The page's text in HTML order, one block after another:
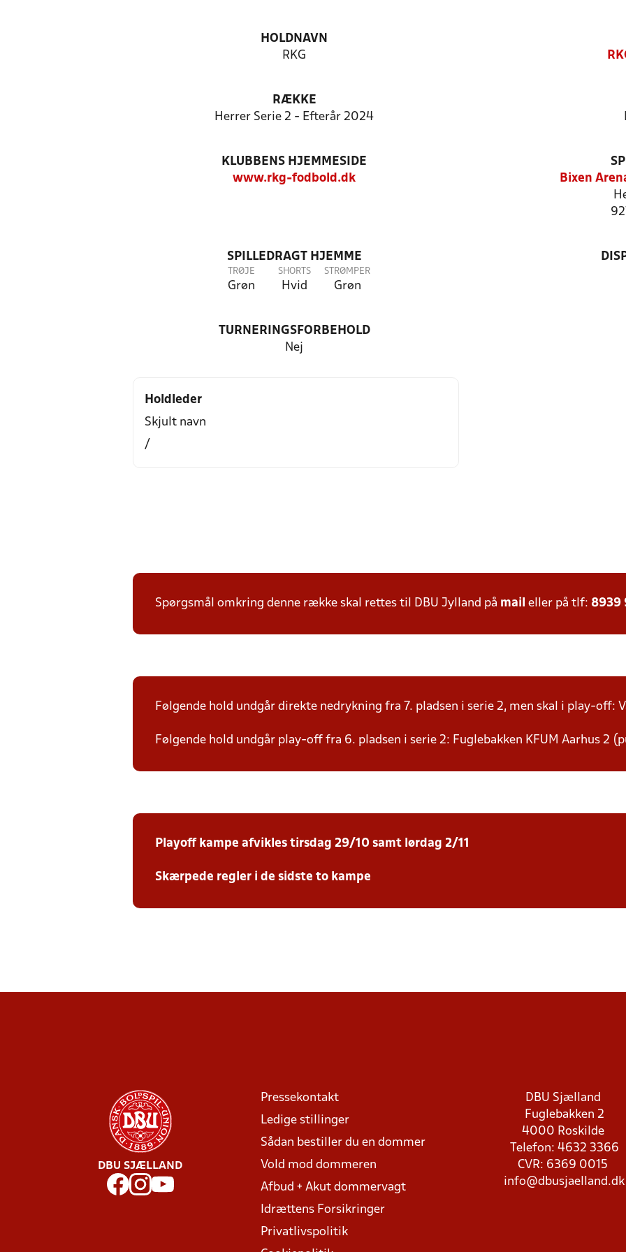
HOLDNAVN
RKG
RÆKKE
Herrer Serie 2 - Efterår 2024
KLUBBENS HJEMMESIDE
www.rkg-fodbold.dk
Bixen
SPILLEDRAGT HJEMME
TRØJE
Grøn
SHORTS
Hvid
STRØMPER
Grøn
TURNERINGSFORBEHOLD
Nej
Holdleder
Skjult navn
/
Spørgsmål omkring denne række skal rettes til DBU Jylland på mail eller på tlf: 8939
Følgende hold undgår direkte nedrykning fra 7. pladsen i serie 2, men skal i play-off:
Følgende hold undgår play-off fra 6. pladsen i serie 2: Fuglebakken KFUM Aarhus 2
Playoff kampe afvikles tirsdag 29/10 samt lørdag 2/11
Skærpede regler i de sidste to kampe
DBU SJÆLLAND
Pressekontakt
Ledige stillinger
Sådan bestiller du en dommer
Vold mod dommeren
Afbud + Akut dommervagt
Idrættens Forsikringer
Privatlivspolitik
DBU Sjælland
Fuglebakken 2
4000 Roskilde
Telefon: 4632 3366
CVR: 6369 0015
info@dbusjaelland.dk